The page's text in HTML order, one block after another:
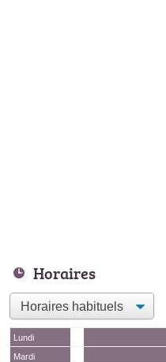
Horaires
Lundi
Mardi